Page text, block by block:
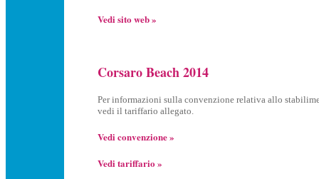
Vedi sito web »
Corsaro Beach 2014
Per informazioni sulla convenzione relativa allo
vedi il tariffario allegato.
Vedi convenzione »
Vedi tariffario »